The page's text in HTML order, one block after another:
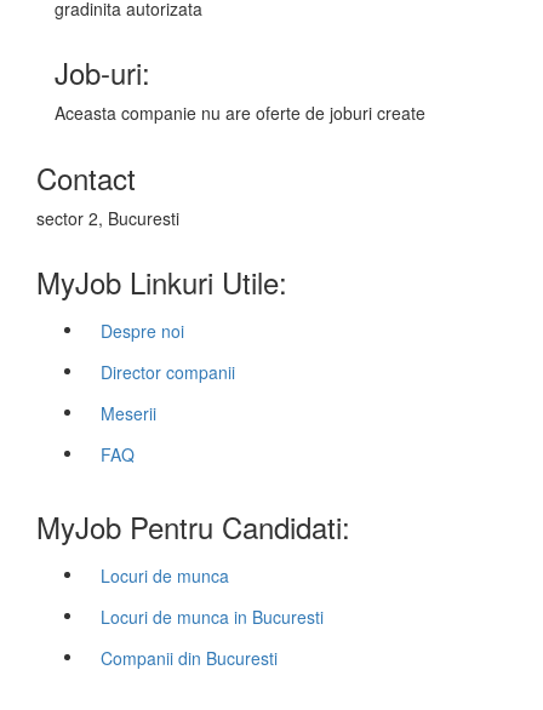
gradinita autorizata
Job-uri:
Aceasta companie nu are oferte de joburi create
Contact
sector 2, Bucuresti
MyJob Linkuri Utile:
Despre noi
Director companii
Meserii
FAQ
MyJob Pentru Candidati:
Locuri de munca
Locuri de munca in Bucuresti
Companii din Bucuresti